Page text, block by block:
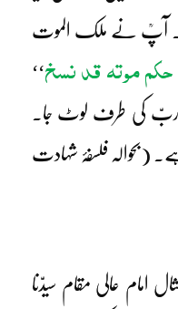
گئی۔ آپؒ نے ملک الموت
حکم موتہ قد نسخ‘‘
کی طرف لوٹ جا۔
(بحوالہ فلسفۂ شہادت
امام عالی مقام سیدّنا